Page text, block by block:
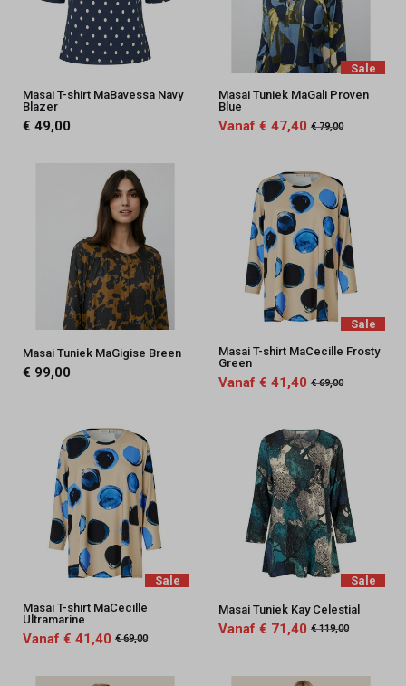
Masai T-shirt MaBavessa Navy
Blazer
€ 49,00
Sale
Masai Tuniek MaGali Proven
Blue
Vanaf € 47,40 € 79,00
Masai Tuniek MaGigise Breen
€ 99,00
Sale
Masai T-shirt MaCecille Frosty
Green
Vanaf € 41,40 € 69,00
Sale
Masai T-shirt MaCecille
Ultramarine
Vanaf € 41,40 € 69,00
Sale
Masai Tuniek Kay Celestial
Vanaf € 71,40 € 119,00